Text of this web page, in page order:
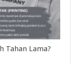
Tahan Lama?